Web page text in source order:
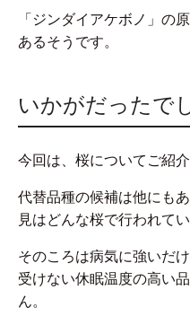
「ジンダイアケボノ」の
あるそうです。
いかがだったで
今回は、桜についてご紹介
代替品種の候補は他にも
見はどんな桜で行われて
そのころは病気に強いだ
受けない休眠温度の高い
ん。